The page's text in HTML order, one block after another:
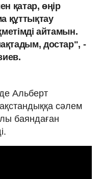
қатар, өңір
құттықтау
айтамын.
достар", -
Альберт
сәлем
баяндаған